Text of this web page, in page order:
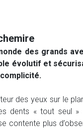
des grands
évolutif et
des yeux sur le
dents « tout seul
contente plus